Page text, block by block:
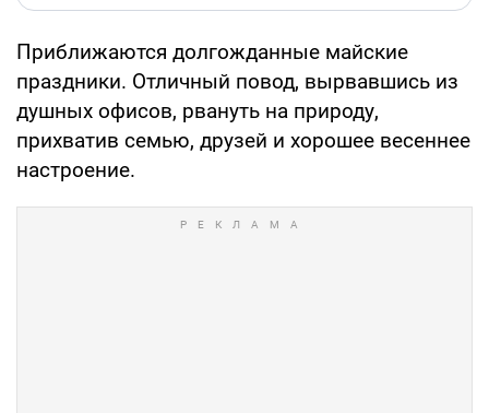
Приближаются долгожданные майские
праздники. Отличный повод, вырвавшись из
душных офисов, рвануть на природу,
прихватив семью, друзей и хорошее весеннее
настроение.